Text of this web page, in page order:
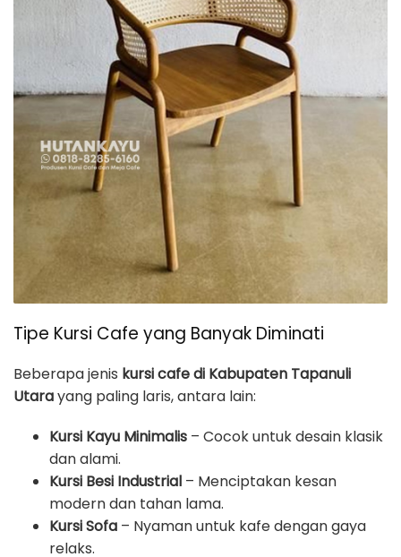
Tipe Kursi Cafe yang Banyak Diminati
Beberapa jenis kursi cafe di Kabupaten Tapanuli
Utarayang paling laris, antara lain:
Kursi Kayu Minimalis – Cocok untuk desain klasik
dan alami.
Kursi Besi Industrial – Menciptakan kesan
modern dan tahan lama.
Kursi Sofa – Nyaman untuk kafe dengan gaya
relaks.